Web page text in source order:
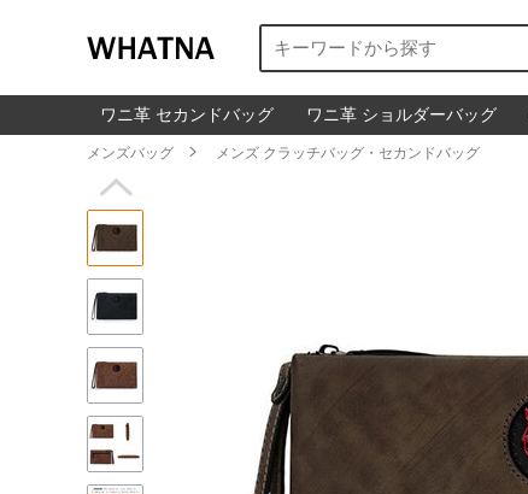
ワニ革 セカンドバッグ ワニ革 ショルダーバッグ
メンズバッグ  メンズ クラッチバッグ・セカンドバッグ
